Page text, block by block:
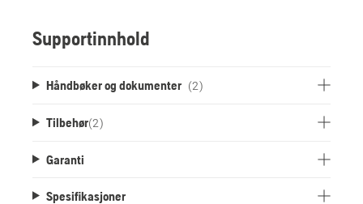
Supportinnhold
Håndbøker og dokumenter (2)
Tilbehør(2)
Garanti
Spesifikasjoner